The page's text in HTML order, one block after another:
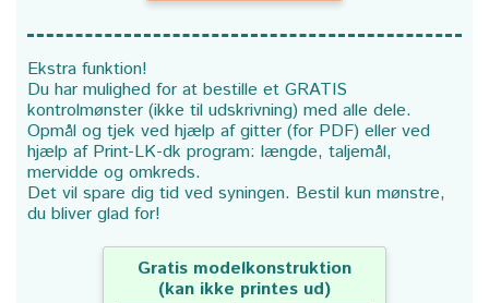
Ekstra funktion!
Du har mulighed for at bestille et GRATIS
kontrolmønster (ikke til udskrivning) med alle dele.
Opmål og tjek ved hjælp af gitter (for PDF) eller ved
hjælp af Print-LK-dk program: længde, taljemål,
mervidde og omkreds.
Det vil spare dig tid ved syningen. Bestil kun mønstre,
du bliver glad for!
Gratis modelkonstruktion
(kan ikke printes ud)